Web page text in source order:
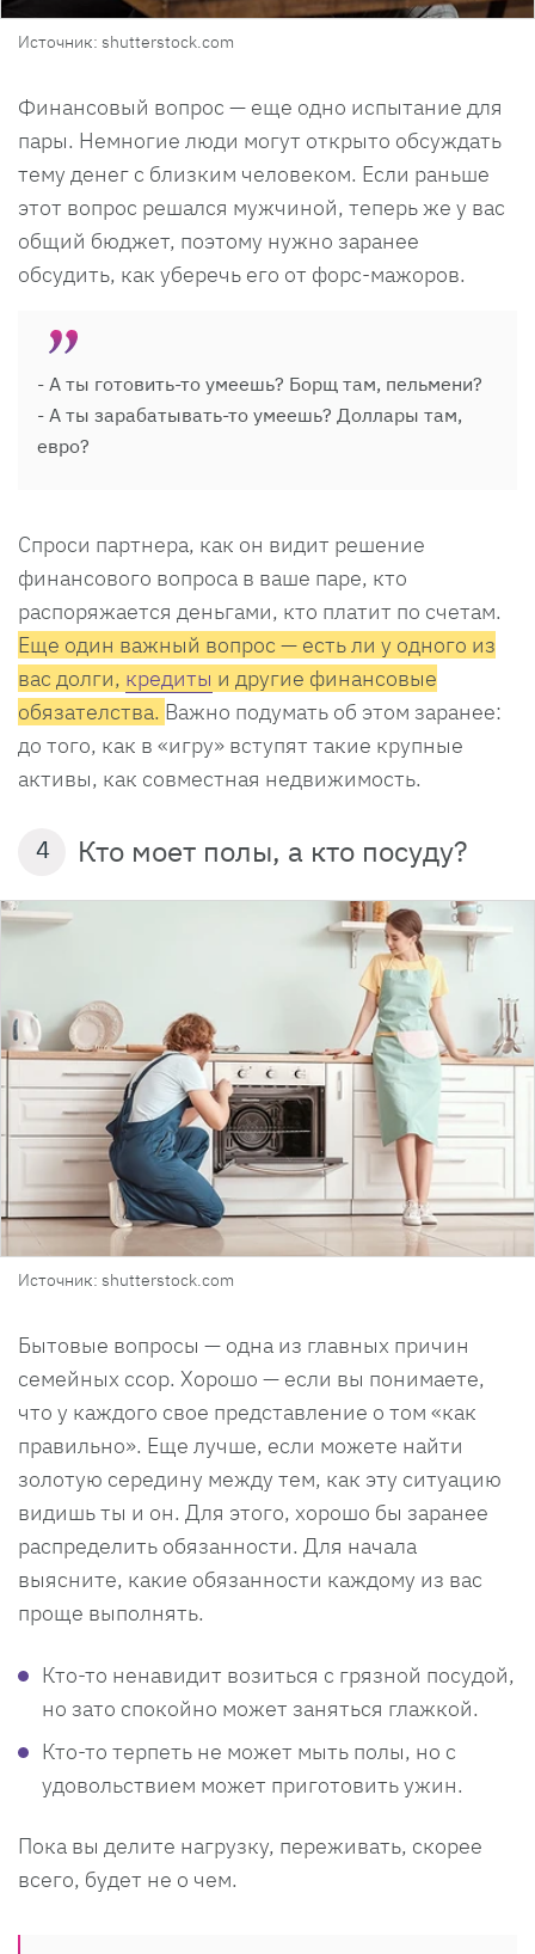
Источник: shutterstock.com
Финансовый вопрос — еще одно испытание для
пары. Немногие люди могут открыто обсуждать
тему денег с близким человеком. Если раньше
этот вопрос решался мужчиной, теперь же у вас
общий бюджет, поэтому нужно заранее
обсудить, как уберечь его от форс-мажоров.
- А ты готовить-то умеешь? Борщ там, пельмени?
- А ты зарабатывать-то умеешь? Доллары там,
евро?
Спроси партнера, как он видит решение
финансового вопроса в ваше паре, кто
распоряжается деньгами, кто платит по счетам.
Еще один важный вопрос — есть ли у одного из
вас долги, кредиты и другие финансовые
обязателства. Важно подумать об этом заранее:
до того, как в «игру» вступят такие крупные
активы, как совместная недвижимость.
4 Кто моет полы, а кто посуду?
Источник: shutterstock.com
Бытовые вопросы — одна из главных причин
семейных ссор. Хорошо — если вы понимаете,
что у каждого свое представление о том «как
правильно». Еще лучше, если можете найти
золотую середину между тем, как эту ситуацию
видишь ты и он. Для этого, хорошо бы заранее
распределить обязанности. Для начала
выясните, какие обязанности каждому из вас
проще выполнять.
Кто-то ненавидит возиться с грязной посудой,
но зато спокойно может заняться глажкой.
Кто-то терпеть не может мыть полы, но с
удовольствием может приготовить ужин.
Пока вы делите нагрузку, переживать, скорее
всего, будет не о чем.